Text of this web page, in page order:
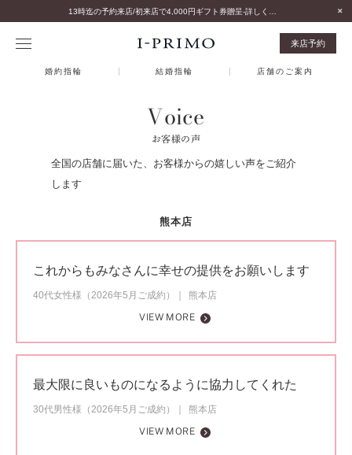
来店予約
婚約指輪 結婚指輪 店舗のご案内
Voice
お客様の声
全国の店舗に届いた、お客様からの嬉しい声をご紹介
します
熊本店
これからもみなさんに幸せの提供をお願いします
40代女性様（2026年5月ご成約）
熊本店
VIEW MORE
最大限に良いものになるように協力してくれた
30代男性様（2026年5月ご成約）
熊本店
VIEW MORE